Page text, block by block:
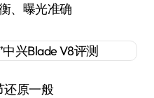
、曝光准确
还原一般